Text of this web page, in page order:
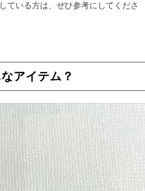
ている方は、ぜひ参考にしてくださ
アイテム？